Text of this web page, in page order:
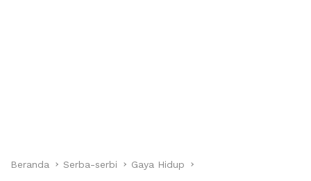
Beranda Serba-serbi Gaya Hidup